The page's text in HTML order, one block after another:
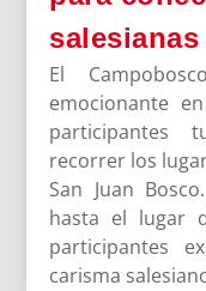
salesianas
El
emocionante
participantes
recorrer los
San Juan
hasta el lugar
participantes
carisma